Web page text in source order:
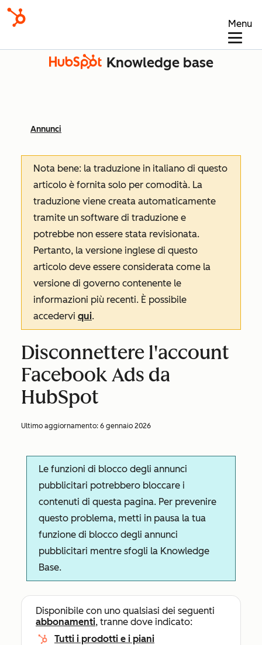
Menu
Knowledge base
Annunci
Nota bene: la traduzione in italiano di questo
articolo è fornita solo per comodità. La
traduzione viene creata automaticamente
tramite un software di traduzione e
potrebbe non essere stata revisionata.
Pertanto, la versione inglese di questo
articolo deve essere considerata come la
versione di governo contenente le
informazioni più recenti. È possibile
accedervi qui.
Disconnettere l'account
Facebook Ads da
HubSpot
Ultimo aggiornamento: 6 gennaio 2026
Le funzioni di blocco degli annunci
pubblicitari potrebbero bloccare i
contenuti di questa pagina. Per prevenire
questo problema, metti in pausa la tua
funzione di blocco degli annunci
pubblicitari mentre sfogli la Knowledge
Base.
Disponibile con uno qualsiasi dei seguenti
abbonamenti, tranne dove indicato:
Tutti i prodotti e i piani